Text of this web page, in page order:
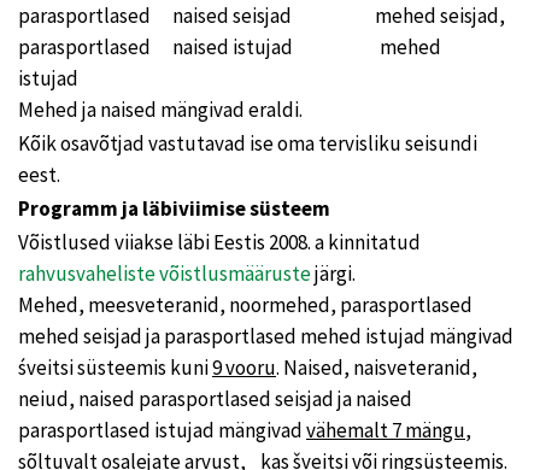
parasportlased naised seisjad mehed seisjad,
parasportlased naised istujad mehed
istujad
Mehed ja naised mängivad eraldi.
Kõik osavõtjad vastutavad ise oma tervisliku seisundi
eest.
Programm ja läbiviimise süsteem
Võistlused viiakse läbi Eestis 2008. a kinnitatud
rahvusvaheliste võistlusmäärustejärgi.
Mehed, meesveteranid, noormehed, parasportlased
mehed seisjad ja parasportlased mehed istujad mängivad
śveitsi süsteemis kuni9 vooru. Naised, naisveteranid,
neiud, naised parasportlased seisjad ja naised
parasportlased istujad mängivadvähemalt 7 mängu,
sõltuvalt osalejate arvust, kas šveitsi või ringsüsteemis.